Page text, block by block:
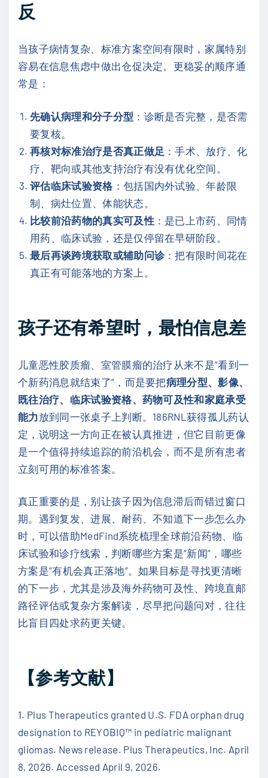
反
当孩子病情复杂、标准方案空间有限时，家属特别
容易在信息焦虑中做出仓促决定。更稳妥的顺序通
常是：
先确认病理和分子分型 ：诊断是否完整，是否需
要复核。
再核对标准治疗是否真正做足 ：手术、放疗、化
疗、靶向或其他支持治疗有没有优化空间。
评估临床试验资格 ：包括国内外试验、年龄限
制、病灶位置、体能状态。
比较前沿药物的真实可及性：是已上市药、同情
用药、临床试验，还是仅停留在早研阶段。
最后再谈跨境获取或辅助问诊：把有限时间花在
真正有可能落地的方案上。
孩子还有希望时，最怕信息差
儿童恶性胶质瘤、室管膜瘤的治疗从来不是“看到一
个新药消息就结束了”，而是要把病理分型、影像、
既往治疗、临床试验资格、药物可及性和家庭承受
能力 放到同一张桌子上判断。186RNL获得孤儿药认
定，说明这一方向正在被认真推进，但它目前更像
是一个值得持续追踪的前沿机会，而不是所有患者
立刻可用的标准答案。
真正重要的是，别让孩子因为信息滞后而错过窗口
期。遇到复发、进展、耐药、不知道下一步怎么办
时，可以借助MedFind系统梳理全球前沿药物、临
床试验和诊疗线索，判断哪些方案是“新闻”，哪些
方案是“有机会真正落地”。如果目标是寻找更清晰
的下一步，尤其是涉及海外药物可及性、跨境直邮
路径评估或复杂方案解读，尽早把问题问对，往往
比盲目四处求药更关键。
【参考文献】
1. Plus Therapeutics granted U.S. FDA orphan drug
designation to REYOBIQ™ in pediatric malignant
gliomas. News release. Plus Therapeutics, Inc. April
8, 2026. Accessed April 9, 2026.